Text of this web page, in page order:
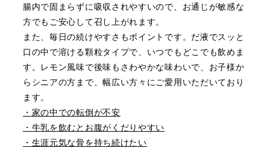
腸内で固まらずに吸収されやすいので、お通じが敏感な
⽅でもご安⼼して召し上がれま す。
また、毎⽇の続けやすさもポイントです。 だ液でスッと
⼝の中で溶ける顆粒タイプで、いつでもどこでも飲めま
す。 レモン風味で後味もさわやかな味わいで、お⼦様か
らシニアの⽅まで、幅広い⽅々にご愛⽤いただいており
ます。
・家の中での転倒が不安
・⽜乳を飲むとお腹がくだりやすい
・⽣涯元気な骨を持ち続けたい